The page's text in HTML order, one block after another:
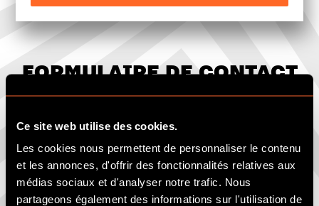
Ce site web utilise des cookies.
Les cookies nous permettent de personnaliser le contenu
et les annonces, d'offrir des fonctionnalités relatives aux
médias sociaux et d'analyser notre trafic. Nous
partageons également des informations sur l'utilisation de
FORMULAIRE DE CONTACT